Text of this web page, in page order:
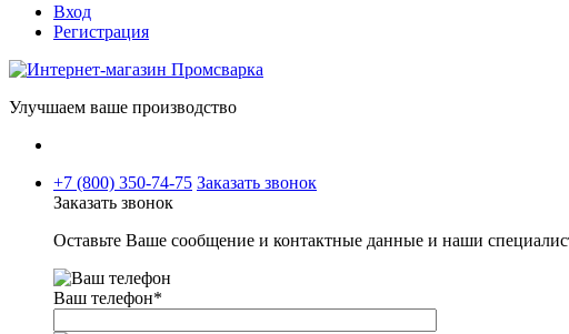
Вход
Регистрация
Улучшаем ваше производство
+7 (800) 350-74-75 Заказать звонок
Заказать звонок
Оставьте Ваше сообщение и контактные данные и наши
Ваш телефон*